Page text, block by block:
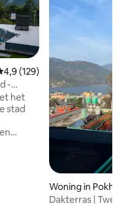
beoordeling van
4,9 (129)
-
het
stad
Woning in
Dakterras | Twee